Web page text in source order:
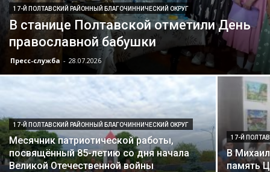
17-Й ПОЛТАВСКИЙ РАЙОННЫЙ БЛАГОЧИННИЧЕСКИЙ ОКРУГ
В станице Полтавской отметили День
православной бабушки
Пресс-служба - 28.07.2026
17-Й ПОЛТАВСКИЙ РАЙОННЫЙ БЛАГОЧИННИЧЕСКИЙ ОКРУГ
Месячник патриотической работы,
посвящённый 85-летию со дня начала
Великой Отечественной войны
17-Й
В
память